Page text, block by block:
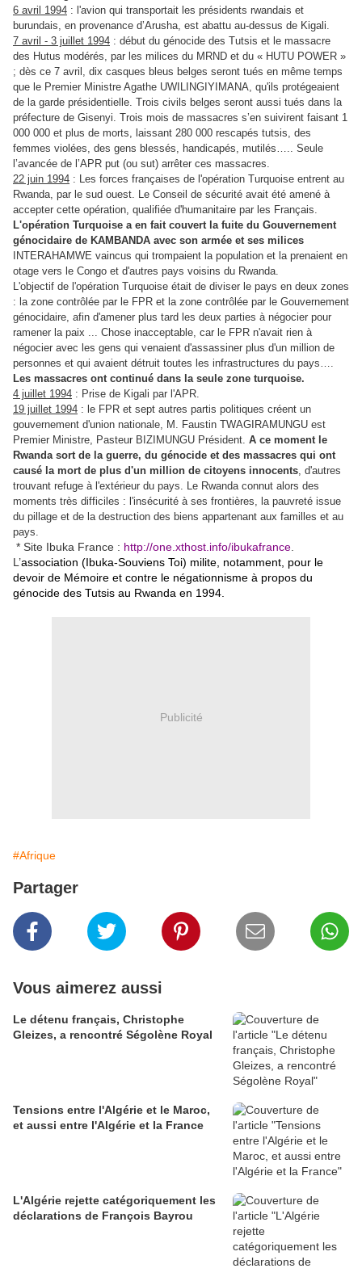
6 avril 1994 : l'avion qui transportait les présidents rwandais et
burundais, en provenance d’Arusha, est abattu au-dessus de Kigali.
7 avril - 3 juillet 1994 : début du génocide des Tutsis et le massacre
des Hutus modérés, par les milices du MRND et du « HUTU POWER »
; dès ce 7 avril, dix casques bleus belges seront tués en même temps
que le Premier Ministre Agathe UWILINGIYIMANA, qu'ils protégeaient
de la garde présidentielle. Trois civils belges seront aussi tués dans la
préfecture de Gisenyi. Trois mois de massacres s’en suivirent faisant 1
000 000 et plus de morts, laissant 280 000 rescapés tutsis, des
femmes violées, des gens blessés, handicapés, mutilés….. Seule
l’avancée de l’APR put (ou sut) arrêter ces massacres.
22 juin 1994 : Les forces françaises de l'opération Turquoise entrent au
Rwanda, par le sud ouest. Le Conseil de sécurité avait été amené à
accepter cette opération, qualifiée d'humanitaire par les Français.
L'opération Turquoise a en fait couvert la fuite du Gouvernement
génocidaire de KAMBANDA avec son armée et ses milices
INTERAHAMWE vaincus qui trompaient la population et la prenaient en
otage vers le Congo et d'autres pays voisins du Rwanda.
L'objectif de l'opération Turquoise était de diviser le pays en deux zones
: la zone contrôlée par le FPR et la zone contrôlée par le Gouvernement
génocidaire, afin d'amener plus tard les deux parties à négocier pour
ramener la paix ... Chose inacceptable, car le FPR n'avait rien à
négocier avec les gens qui venaient d'assassiner plus d'un million de
personnes et qui avaient détruit toutes les infrastructures du pays….
Les massacres ont continué dans la seule zone turquoise.
4 juillet 1994 : Prise de Kigali par l'APR.
19 juillet 1994 : le FPR et sept autres partis politiques créent un
gouvernement d'union nationale, M. Faustin TWAGIRAMUNGU est
Premier Ministre, Pasteur BIZIMUNGU Président. A ce moment le
Rwanda sort de la guerre, du génocide et des massacres qui ont
causé la mort de plus d'un million de citoyens innocents , d'autres
trouvant refuge à l'extérieur du pays. Le Rwanda connut alors des
moments très difficiles : l'insécurité à ses frontières, la pauvreté issue
du pillage et de la destruction des biens appartenant aux familles et au
pays.
* Site Ibuka France : http://one.xthost.info/ibukafrance
L’association (Ibuka-Souviens Toi) milite, notamment, pour le
devoir de Mémoire et contre le négationnisme à propos du
génocide des Tutsis au Rwanda en 1994.
Publicité
#Afrique
Partager
Vous aimerez aussi
Le détenu français, Christophe
Gleizes, a rencontré Ségolène Royal
Tensions entre l'Algérie et le Maroc,
et aussi entre l'Algérie et la France
L'Algérie rejette catégoriquement les
déclarations de François Bayrou